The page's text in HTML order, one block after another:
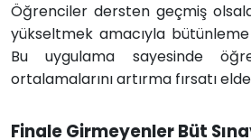
Öğrenciler dersten geçmiş
yükseltmek amacıyla bütünleme
Bu uygulama sayesinde
ortalamalarını artırma fırsatı
Finale Girmeyenler Büt